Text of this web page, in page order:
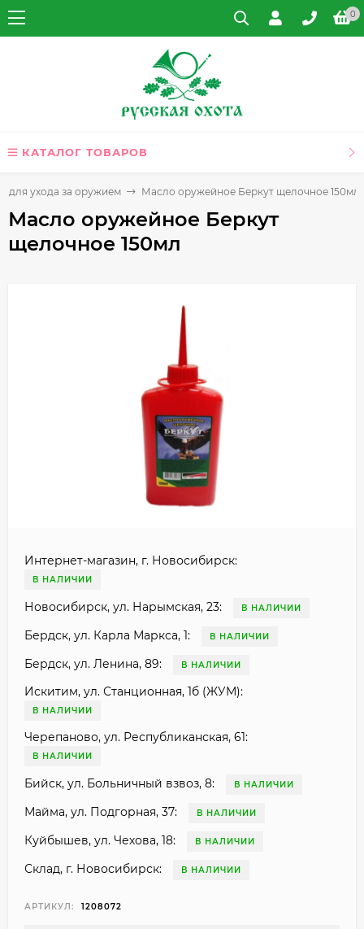
0
КАТАЛОГ ТОВАРОВ
для ухода за оружием Масло оружейное Беркут щелочное 150мл
Масло оружейное Беркут
щелочное 150мл
Интернет-магазин, г. Новосибирск:
В НАЛИЧИИ
Новосибирск, ул. Нарымская, 23: В НАЛИЧИИ
Бердск, ул. Карла Маркса, 1: В НАЛИЧИИ
Бердск, ул. Ленина, 89: В НАЛИЧИИ
Искитим, ул. Станционная, 1б (ЖУМ):
В НАЛИЧИИ
Черепаново, ул. Республиканская, 61:
В НАЛИЧИИ
Бийск, ул. Больничный взвоз, 8: В НАЛИЧИИ
Майма, ул. Подгорная, 37: В НАЛИЧИИ
Куйбышев, ул. Чехова, 18: В НАЛИЧИИ
Склад, г. Новосибирск: В НАЛИЧИИ
АРТИКУЛ: 1208072